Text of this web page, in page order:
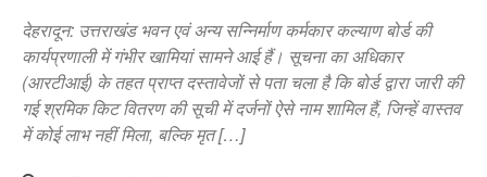
देहरादून: उत्तराखंड भवन एवं अन्य सन्निर्माण कर्मकार कल्याण बोर्ड की
कार्यप्रणाली में गंभीर खामियां सामने आई हैं। सूचना का अधिकार
(आरटीआई) के तहत प्राप्त दस्तावेजों से पता चला है कि बोर्ड द्वारा जारी की
गई श्रमिक किट वितरण की सूची में दर्जनों ऐसे नाम शामिल हैं, जिन्हें वास्तव
में कोई लाभ नहीं मिला, बल्कि मृत […]